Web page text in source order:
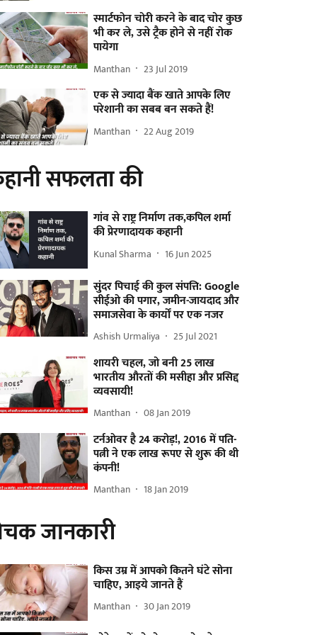
स्मार्टफोन चोरी करने के बाद चोर कुछ
भी कर ले, उसे ट्रैक होने से नहीं रोक
पायेगा
Manthan 23 Jul 2019
एक से ज्यादा बैंक खाते आपके लिए
परेशानी का सबब बन सकते हैं!
Manthan 22 Aug 2019
सफलता की
गांव से राष्ट्र निर्माण तक,कपिल शर्मा
की प्रेरणादायक कहानी
Kunal Sharma 16 Jun 2025
सुंदर पिचाई की कुल संपत्ति: Google
सीईओ की पगार, जमीन-जायदाद और
समाजसेवा के कार्यों पर एक नजर
Ashish Urmaliya 25 Jul 2021
शायरी चहल, जो बनी 25 लाख
भारतीय औरतों की मसीहा और प्रसिद्द
व्यवसायी!
Manthan 08 Jan 2019
टर्नओवर है 24 करोड़!, 2016 में पति-
पत्नी ने एक लाख रूपए से शुरू की थी
कंपनी!
Manthan 18 Jan 2019
जानकारी
किस उम्र में आपको कितने घंटे सोना
चाहिए, आइये जानते हैं
Manthan 30 Jan 2019